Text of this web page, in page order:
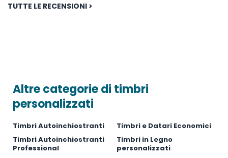
TUTTE LE RECENSIONI >
Altre categorie di timbri
personalizzati
Timbri Autoinchiostranti
Timbri e Datari Economici
Timbri Autoinchiostranti
Professional
Timbri in Legno
personalizzati